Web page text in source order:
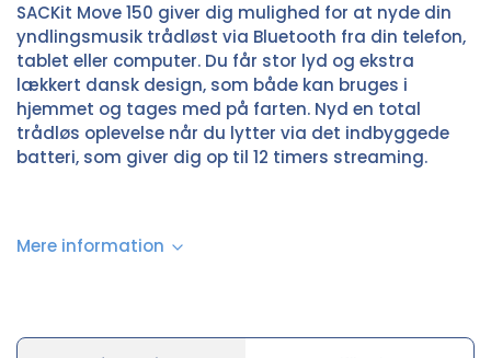
SACKit Move 150 giver dig mulighed for at nyde din
yndlingsmusik trådløst via Bluetooth fra din telefon,
tablet eller computer. Du får stor lyd og ekstra
lækkert dansk design, som både kan bruges i
hjemmet og tages med på farten. Nyd en total
trådløs oplevelse når du lytter via det indbyggede
batteri, som giver dig op til 12 timers streaming.
Mere information